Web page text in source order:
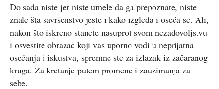
Do sada niste jer niste umele da ga prepoznate, niste
znale šta savršenstvo jeste i kako izgleda i oseća se. Ali,
nakon što iskreno stanete nasuprot svom nezadovoljstvu
i osvestite obrazac koji vas uporno vodi u neprijatna
osećanja i iskustva, spremne ste za izlazak iz začaranog
kruga. Za kretanje putem promene i zauzimanja za
sebe.